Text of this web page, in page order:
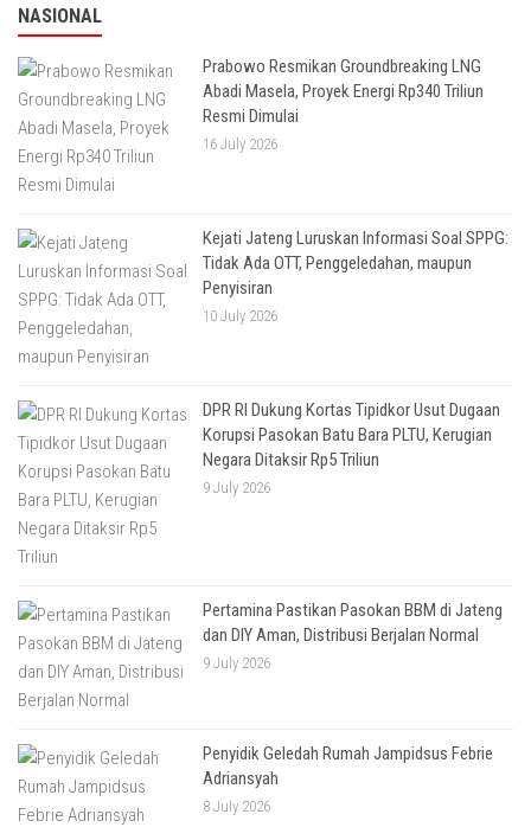
NASIONAL
Prabowo Resmikan Groundbreaking LNG
Abadi Masela, Proyek Energi Rp340 Triliun
Resmi Dimulai
16 July 2026
Kejati Jateng Luruskan Informasi Soal SPPG:
Tidak Ada OTT, Penggeledahan, maupun
Penyisiran
10 July 2026
DPR RI Dukung Kortas Tipidkor Usut Dugaan
Korupsi Pasokan Batu Bara PLTU, Kerugian
Negara Ditaksir Rp5 Triliun
9 July 2026
Pertamina Pastikan Pasokan BBM di Jateng
dan DIY Aman, Distribusi Berjalan Normal
9 July 2026
Penyidik Geledah Rumah Jampidsus Febrie
Adriansyah
8 July 2026